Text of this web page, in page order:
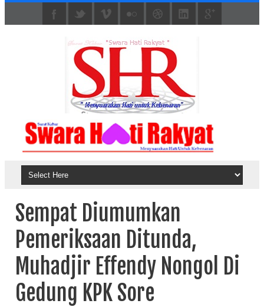
Sempat Diumumkan
Pemeriksaan Ditunda,
Muhadjir Effendy Nongol Di
Gedung KPK Sore